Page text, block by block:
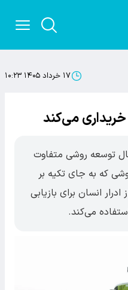
۱۷ خرداد ۱۴۰۵ ۱۰:۲۳
خریداری می‌کند
توسعه روشی متفاوت
که به جای تکیه بر
انسان برای بازیابی
می‌کند.